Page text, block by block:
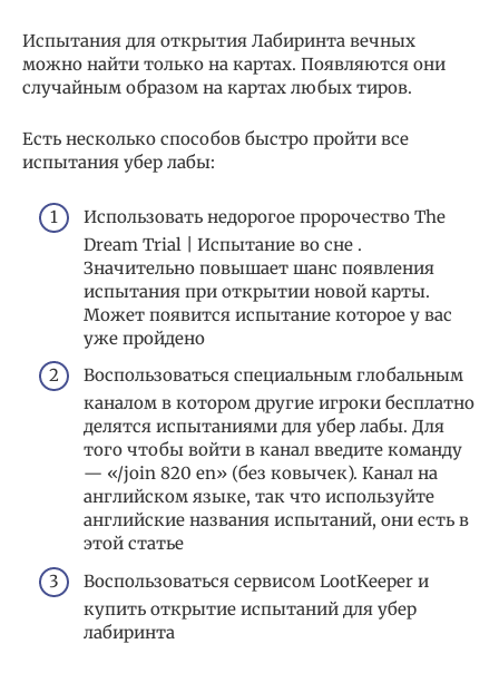
Испытания для открытия Лабиринта вечных
можно найти только на картах. Появляются они
случайным образом на картах любых тиров.
Есть несколько способов быстро пройти все
испытания убер лабы:
Использовать недорогое пророчество The
Dream Trial | Испытание во сне .
Значительно повышает шанс появления
испытания при открытии новой карты.
Может появится испытание которое у вас
уже пройдено
Воспользоваться специальным глобальным
каналом в котором другие игроки бесплатно
делятся испытаниями для убер лабы. Для
того чтобы войти в канал введите команду
— «/join 820 en» (без ковычек). Канал на
английском языке, так что используйте
английские названия испытаний, они есть в
этой статье
Воспользоваться сервисом LootKeeper и
купить открытие испытаний для убер
лабиринта